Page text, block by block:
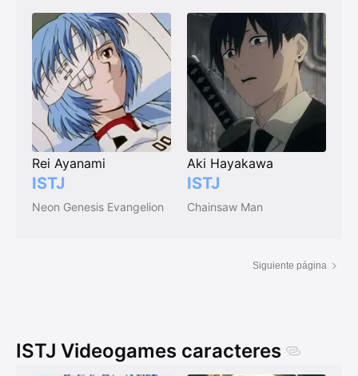
Rei Ayanami
ISTJ
Neon Genesis Evangelion
Aki Hayakawa
ISTJ
Chainsaw Man
Siguiente página
ISTJ Videogames caracteres